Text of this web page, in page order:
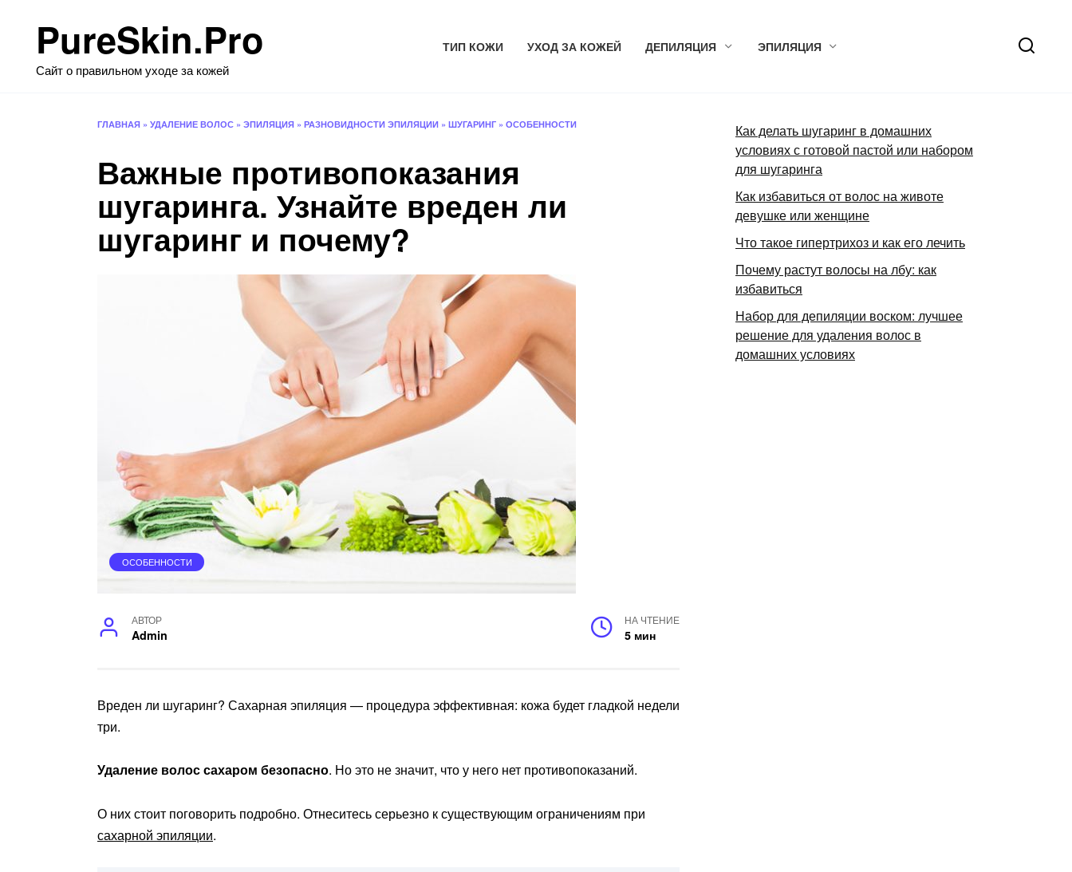
содержаниюPureSkin.Pro
Сайт о правильном уходе за кожей
ТИП КОЖИ УХОД ЗА КОЖЕЙ ДЕПИЛЯЦИЯ ЭПИЛЯЦИЯ
ГЛАВНАЯ » УДАЛЕНИЕ ВОЛОС » ЭПИЛЯЦИЯ » РАЗНОВИДНОСТИ ЭПИЛЯЦИИ » ШУГАРИНГ » ОСОБЕННОСТИ
Важные противопоказания
шугаринга. Узнайте вреден ли
шугаринг и почему?
ОСОБЕННОСТИ
АВТОР
Admin
НА ЧТЕНИЕ
5 мин
Вреден ли шугаринг? Сахарная эпиляция — процедура эффективная: кожа будет гладкой недели
три.
Удаление волос сахаром безопасно. Но это не значит, что у него нет противопоказаний.
О них стоит поговорить подробно. Отнеситесь серьезно к существующим ограничениям при
сахарной эпиляции.
Как делать шугаринг в домашних
условиях с готовой пастой или набором
для шугаринга
Как избавиться от волос на животе
девушке или женщине
Что такое гипертрихоз и как его лечить
Почему растут волосы на лбу: как
избавиться
Набор для депиляции воском: лучшее
решение для удаления волос в
домашних условиях